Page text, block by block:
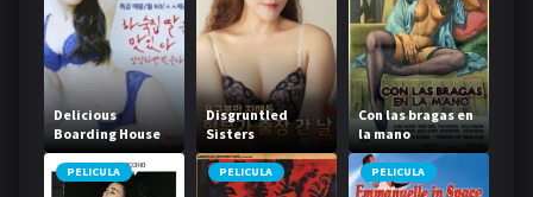
Delicious
Boarding House
Daughter
Disgruntled
Sisters
Con las bragas en
la mano
PELICULA PELICULA PELICULA